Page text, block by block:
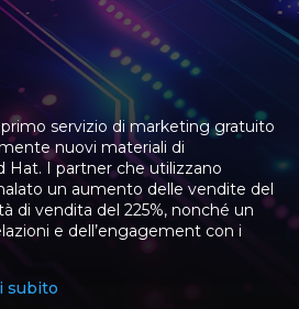
servizio di marketing gratuito
nuovi materiali di
Hat. I partner che utilizzano
un aumento delle vendite del
di vendita del 225%, nonché un
e dell’engagement con i
subito